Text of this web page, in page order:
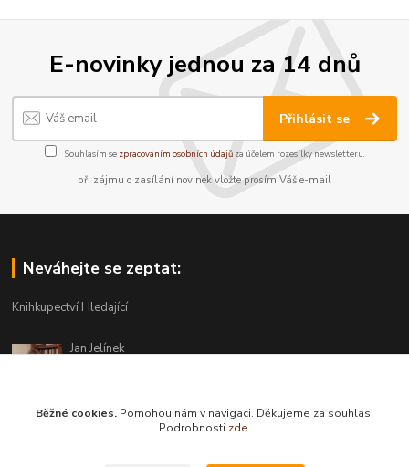
E-novinky jednou za 14 dnů
Přihlásit se
Souhlasím se zpracováním osobních údajůza účelem rozesílky newsletteru.
při zájmu o zasílání novinek vložte prosím Váš e-mail
Neváhejte se zeptat:
Knihkupectví Hledající
Jan Jelínek
info@hledajici.cz
Běžné cookies. Pomohou nám v navigaci. Děkujeme za souhlas.
Podrobnosti zde.